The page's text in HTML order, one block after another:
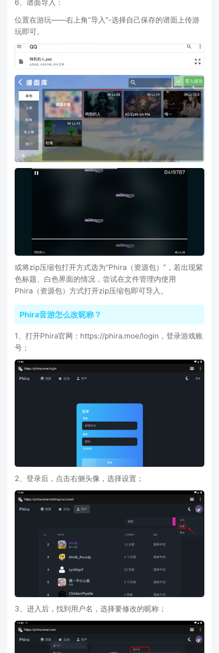
6、谱面导入：
位置在游玩——右上角“导入”-选择自己保存的谱面上传游
玩即可。
或将zip压缩包打开方式选为“Phira（资源包）”，若出现紫
色标题、白色界面的情况，尝试在文件管理内使用
Phira（资源包）方式打开zip压缩包即可导入。
Phira音游怎么改昵称？
1、打开Phira官网：https://phira.moe/login，登录游戏账
号；
2、登录后，点击右侧头像，选择设置；
3、进入后，找到用户名，选择要修改的昵称；